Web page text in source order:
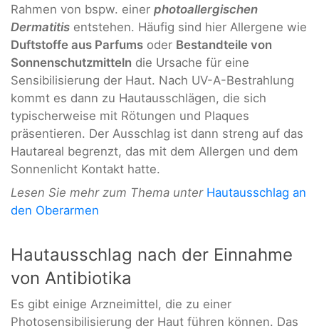
Rahmen von bspw. einer photoallergischen
Dermatitis entstehen. Häufig sind hier Allergene wie
Duftstoffe aus Parfums oder Bestandteile von
Sonnenschutzmitteln die Ursache für eine
Sensibilisierung der Haut. Nach UV-A-Bestrahlung
kommt es dann zu Hautausschlägen, die sich
typischerweise mit Rötungen und Plaques
präsentieren. Der Ausschlag ist dann streng auf das
Hautareal begrenzt, das mit dem Allergen und dem
Sonnenlicht Kontakt hatte.
Lesen Sie mehr zum Thema unter Hautausschlag an
den Oberarmen
Hautausschlag nach der Einnahme
von Antibiotika
Es gibt einige Arzneimittel, die zu einer
Photosensibilisierung der Haut führen können. Das